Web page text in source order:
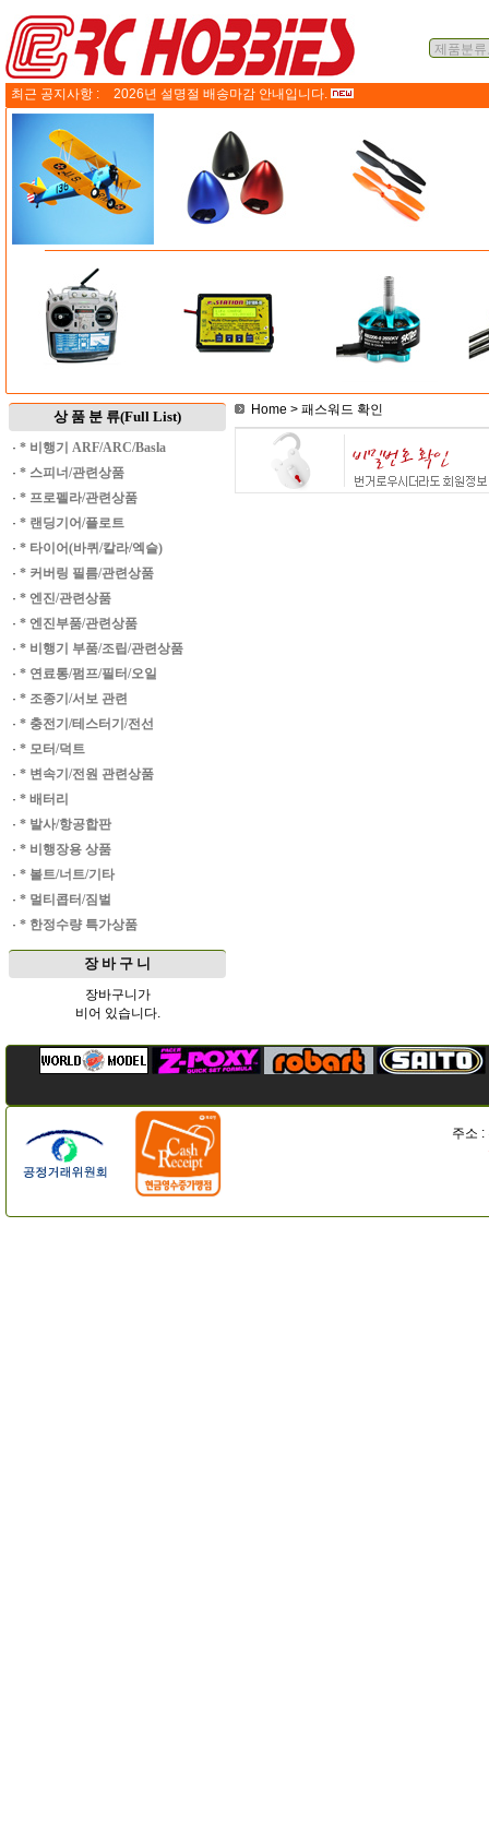
최근 공지사항 : 2026년 설명절 배송마감 안내입니다.
상 품 분 류(Full List)
· * 비행기 ARF/ARC/Basla
· * 스피너/관련상품
· * 프로펠라/관련상품
· * 랜딩기어/플로트
· * 타이어(바퀴/칼라/엑슬)
· * 커버링 필름/관련상품
· * 엔진/관련상품
· * 엔진부품/관련상품
· * 비행기 부품/조립/관련상품
· * 연료통/펌프/필터/오일
· * 조종기/서보 관련
· * 충전기/테스터기/전선
· * 모터/덕트
· * 변속기/전원 관련상품
· * 배터리
· * 발사/항공합판
· * 비행장용 상품
· * 볼트/너트/기타
· * 멀티콥터/짐벌
· * 한정수량 특가상품
장 바 구 니
장바구니가
비어 있습니다.
Home > 패스워드 확인
주소